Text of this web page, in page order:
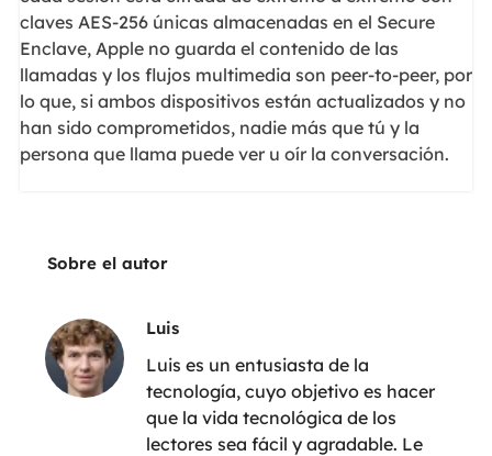
claves AES-256 únicas almacenadas en el Secure
Enclave, Apple no guarda el contenido de las
llamadas y los flujos multimedia son peer-to-peer, por
lo que, si ambos dispositivos están actualizados y no
han sido comprometidos, nadie más que tú y la
persona que llama puede ver u oír la conversación.
Sobre el autor
Luis
Luis es un entusiasta de la
tecnología, cuyo objetivo es hacer
que la vida tecnológica de los
lectores sea fácil y agradable. Le